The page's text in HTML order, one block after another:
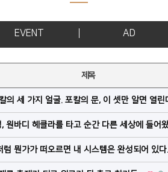
EVENT AD
제목
의 세 가지 얼굴. 포칼의 문, 이 셋만 알면 열린
원바디 헤클라를 타고 순간 다른 세상에 들어
럼 뭔가가 떠오르면 내 시스템은 완성되어 있다.